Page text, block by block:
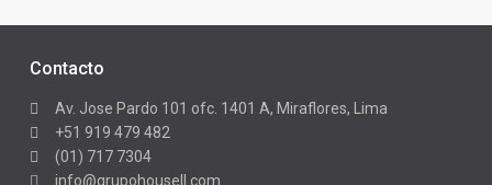
Contacto
Av. Jose Pardo 101 ofc. 1401 A, Miraflores, Lima
+51 919 479 482
(01) 717 7304
info@grupohousell.com